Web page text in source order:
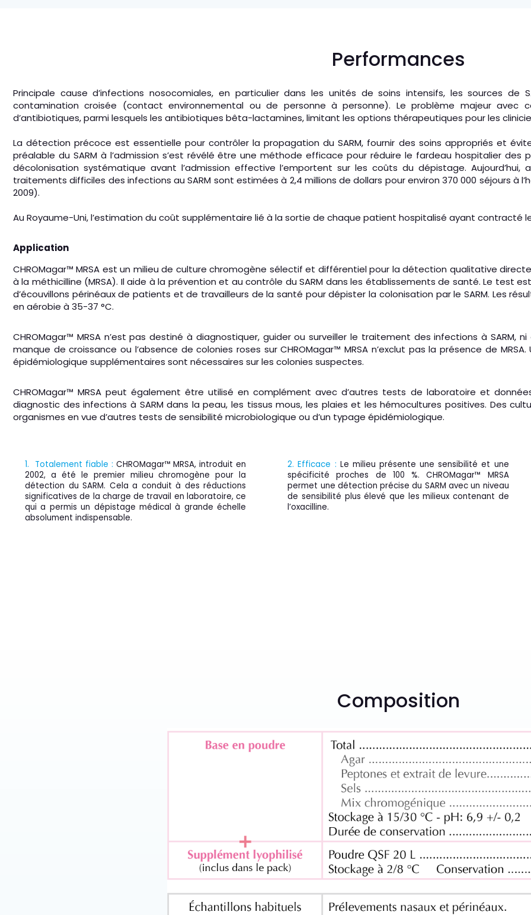
Performances
Principale cause d’infections nosocomiales, en particulier dans les unités de soins intensifs, les sources
contamination croisée (contact environnemental ou de personne à personne). Le problème majeur
d’antibiotiques, parmi lesquels les antibiotiques bêta-lactamines, limitant les options thérapeutiques pour les
La détection précoce est essentielle pour contrôler la propagation du SARM, fournir des soins appropriés et
préalable du SARM à l’admission s’est révélé être une méthode efficace pour réduire le fardeau hospitalier des
décolonisation systématique avant l’admission effective l’emportent sur les coûts du dépistage. Aujourd’hui,
traitements difficiles des infections au SARM sont estimées à 2,4 millions de dollars pour environ 370 000 séjours à
2009).
Au Royaume-Uni, l’estimation du coût supplémentaire lié à la sortie de chaque patient hospitalisé ayant contracté le
Application
CHROMagar™ MRSA est un milieu de culture chromogène sélectif et différentiel pour la détection qualitative
à la méthicilline (MRSA). Il aide à la prévention et au contrôle du SARM dans les établissements de santé. Le test
d’écouvillons périnéaux de patients et de travailleurs de la santé pour dépister la colonisation par le SARM. Les
en aérobie à 35-37 °C.
CHROMagar™ MRSA n’est pas destiné à diagnostiquer, guider ou surveiller le traitement des infections à SARM,
manque de croissance ou l’absence de colonies roses sur CHROMagar™ MRSA n’exclut pas la présence de
épidémiologique supplémentaires sont nécessaires sur les colonies suspectes.
CHROMagar™ MRSA peut également être utilisé en complément avec d’autres tests de laboratoire et
diagnostic des infections à SARM dans la peau, les tissus mous, les plaies et les hémocultures positives. Des
organismes en vue d’autres tests de sensibilité microbiologique ou d’un typage épidémiologique.
1. Totalement fiable : CHROMagar™ MRSA, introduit en
2002, a été le premier milieu chromogène pour la
détection du SARM. Cela a conduit à des réductions
significatives de la charge de travail en laboratoire, ce
qui a permis un dépistage médical à grande échelle
absolument indispensable.
2. Efficace : Le milieu présente une sensibilité et une
spécificité proches de 100 %. CHROMagar™ MRSA
permet une détection précise du SARM avec un niveau
de sensibilité plus élevé que les milieux contenant de
l’oxacilline.
Composition